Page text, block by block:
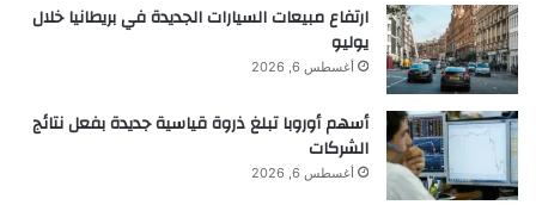
ارتفاع مبيعات السيارات الجديدة في بريطانيا خلال
يوليو
أغسطس 6, 2026
أسهم أوروبا تبلغ ذروة قياسية جديدة بفعل نتائج
الشركات
أغسطس 6, 2026